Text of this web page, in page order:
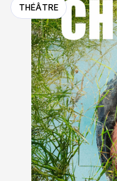
THÉÂTRE